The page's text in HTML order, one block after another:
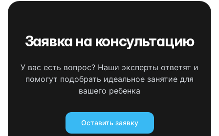
Заявка на консультацию
У вас есть вопрос? Наши эксперты ответят и
помогут подобрать идеальное занятие для
вашего ребенка
Оставить заявку